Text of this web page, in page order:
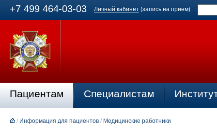
+7 499 464-03-03 Личный кабинет (запись на прием)
Пациентам Специалистам
/ Информация для пациентов / Медицинские работники